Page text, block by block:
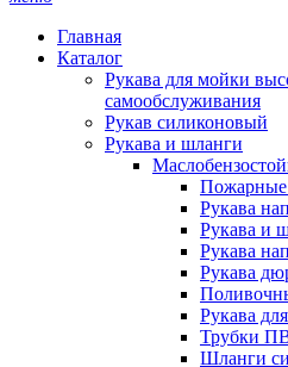
Главная
Каталог
Рукава для мойки
самообслуживания
Рукав силиконовый
Рукава и шланги
Пожарные
Рукава
Рукава и
Рукава
Рукава
Рукава
Трубки
Шланги